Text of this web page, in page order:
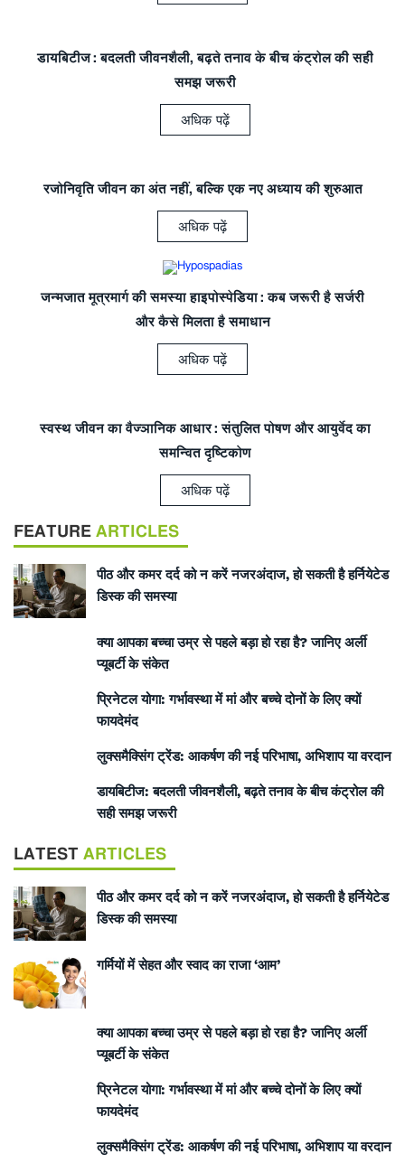
डायबिटीज: बदलती जीवनशैली, बढ़ते तनाव के बीच कंट्रोल की सही
समझ जरूरी
अधिक पढ़ें
रजोनिवृति जीवन का अंत नहीं, बल्कि एक नए अध्याय की शुरुआत
अधिक पढ़ें
जन्मजात मूत्रमार्ग की समस्या हाइपोस्पेडिया: कब जरूरी है सर्जरी
और कैसे मिलता है समाधान
अधिक पढ़ें
स्वस्थ जीवन का वैज्ञानिक आधार: संतुलित पोषण और आयुर्वेद का
समन्वित दृष्टिकोण
अधिक पढ़ें
FEATURE ARTICLES
पीठ और कमर दर्द को न करें नजरअंदाज, हो सकती है हर्नियेटेड
डिस्क की समस्या
क्या आपका बच्चा उम्र से पहले बड़ा हो रहा है? जानिए अर्ली
प्यूबर्टी के संकेत
प्रिनेटल योगा: गर्भावस्था में मां और बच्चे दोनों के लिए क्यों
फायदेमंद
लुक्समैक्सिंग ट्रेंड: आकर्षण की नई परिभाषा, अभिशाप या वरदान
डायबिटीज: बदलती जीवनशैली, बढ़ते तनाव के बीच कंट्रोल की
सही समझ जरूरी
LATEST ARTICLES
पीठ और कमर दर्द को न करें नजरअंदाज, हो सकती है हर्नियेटेड
डिस्क की समस्या
गर्मियों में सेहत और स्वाद का राजा ‘आम’
क्या आपका बच्चा उम्र से पहले बड़ा हो रहा है? जानिए अर्ली
प्यूबर्टी के संकेत
प्रिनेटल योगा: गर्भावस्था में मां और बच्चे दोनों के लिए क्यों
फायदेमंद
लुक्समैक्सिंग ट्रेंड: आकर्षण की नई परिभाषा, अभिशाप या वरदान